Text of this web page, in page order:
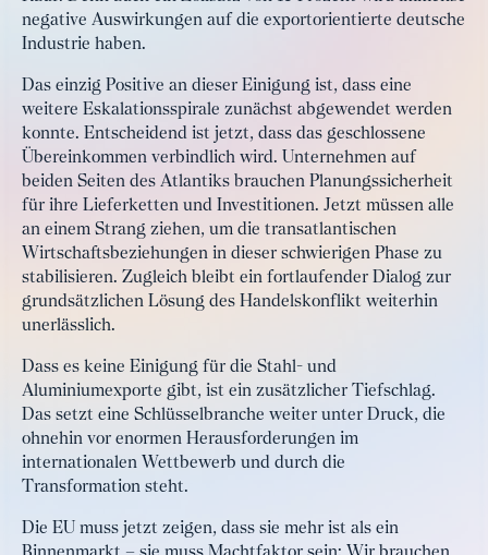
negative Auswirkungen auf die exportorientierte deutsche
Industrie haben.
Das einzig Positive an dieser Einigung ist, dass eine
weitere Eskalationsspirale zunächst abgewendet werden
konnte. Entscheidend ist jetzt, dass das geschlossene
Übereinkommen verbindlich wird. Unternehmen auf
beiden Seiten des Atlantiks brauchen Planungssicherheit
für ihre Lieferketten und Investitionen. Jetzt müssen alle
an einem Strang ziehen, um die transatlantischen
Wirtschaftsbeziehungen in dieser schwierigen Phase zu
stabilisieren. Zugleich bleibt ein fortlaufender Dialog zur
grundsätzlichen Lösung des Handelskonflikt weiterhin
unerlässlich.
Dass es keine Einigung für die Stahl- und
Aluminiumexporte gibt, ist ein zusätzlicher Tiefschlag.
Das setzt eine Schlüsselbranche weiter unter Druck, die
ohnehin vor enormen Herausforderungen im
internationalen Wettbewerb und durch die
Transformation steht.
Die EU muss jetzt zeigen, dass sie mehr ist als ein